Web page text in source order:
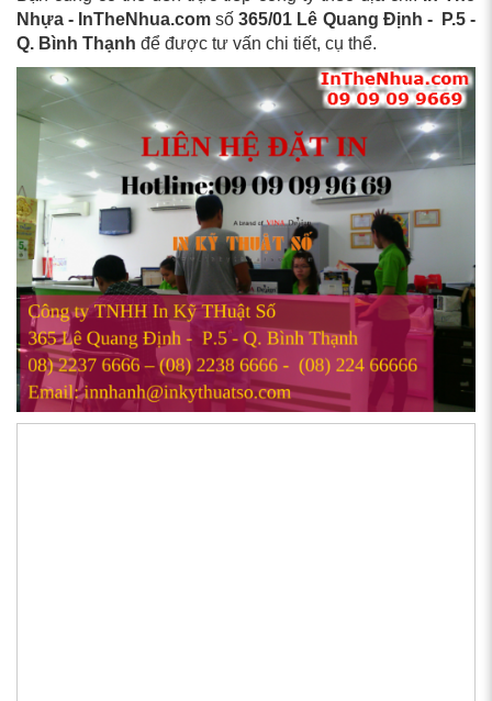
Nhựa - InTheNhua.com số365/01 Lê Quang Định - P.5 -
Q. Bình Thạnh để được tư vấn chi tiết, cụ thể.